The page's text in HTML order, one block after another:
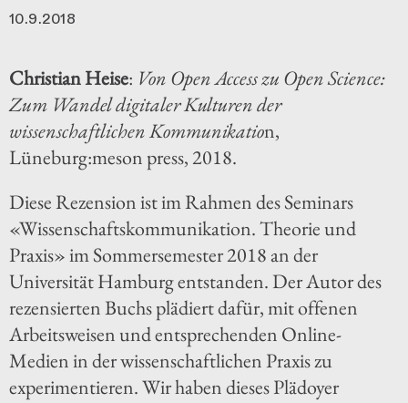
10.9.2018
Christian Heise: Von Open Access zu Open Science:
Zum Wandel digitaler Kulturen der
wissenschaftlichen Kommunikation,
Lüneburg:meson press, 2018.
Diese Rezension ist im Rahmen des Seminars
«Wissenschaftskommunikation. Theorie und
Praxis» im Sommersemester 2018 an der
Universität Hamburg entstanden. Der Autor des
rezensierten Buchs plädiert dafür, mit offenen
Arbeitsweisen und entsprechenden Online-
Medien in der wissenschaftlichen Praxis zu
experimentieren. Wir haben dieses Plädoyer